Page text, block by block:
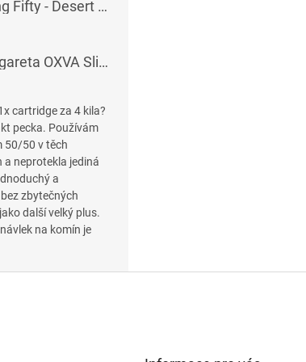
E-Liquid Dekang Fifty - Desert Ship - 10 ml
je 5 z 5 hvězdiček.
Elektronická cigareta OXVA SlimStick X POD 1400 mAh
je 5 z 5 hvězdiček.
cartridge za 4 kila?
pecka. Používám
50/50 v těch
a neprotekla jediná
a
zbytečných
další velký plus.
na komín je